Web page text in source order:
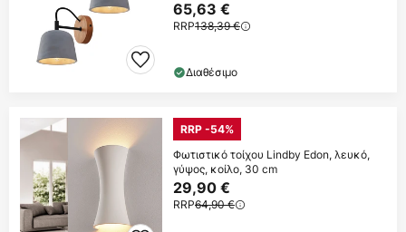
65,63 €
RRP138,39 €
Διαθέσιμο
RRP -54%
Φωτιστικό τοίχου Lindby Edon, λευκό,
γύψος, κοίλο, 30 cm
29,90 €
RRP64,90 €